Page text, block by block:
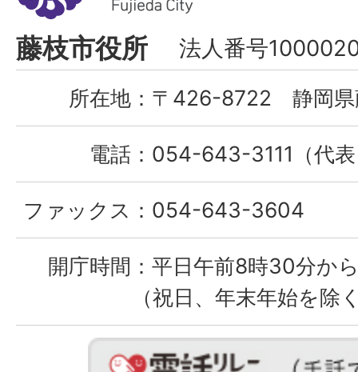
市
Fujieda
City
藤枝市役所 法人番号
所在地： 〒426-8722 静岡県
電話： 054-643-3111（代
ファックス： 054-643-3604
開庁時間： 平日午前8時30分か
（祝日、年末年始を除